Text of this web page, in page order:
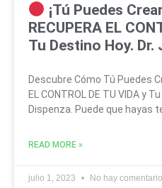
¡Tú Puedes
RECUPERA EL
Tu Destino Hoy. Dr.
Descubre Cómo Tú Puedes
EL CONTROL DE TU VIDA y
Dispenza. Puede que hayas
READ MORE »
julio 1, 2023 No hay